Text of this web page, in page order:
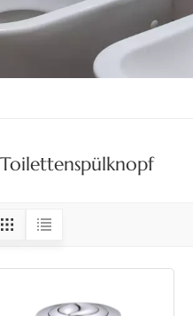
Toilettenspülknopf